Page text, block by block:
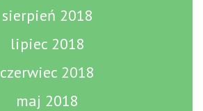
sierpień 2018
lipiec 2018
czerwiec 2018
maj 2018